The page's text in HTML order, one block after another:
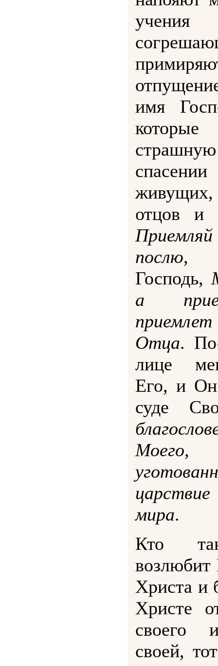
учения
имя
отцов и
послю,
Господь,
а
Отца.
лице
Его, и
суде
Моего,
мира.
Кто
возлюбит
Христа и
Христе
своего
своей,